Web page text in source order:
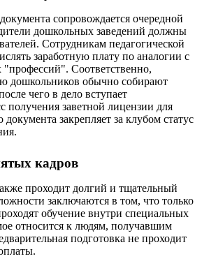
сопровождается очередной
дошкольных заведений должны
Сотрудникам педагогической
заработную плату по аналогии с
Соответственно,
дошкольников обычно собирают
чего в дело вступает
получения заветной лицензии для
закрепляет за клубом статус
кадров
проходит долгий и тщательный
заключаются в том, что только
обучение внутри специальных
относится к людям, получавшим
подготовка не проходит